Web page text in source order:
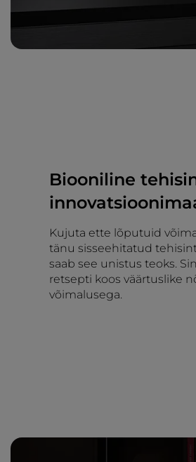
Biooniline
Kujuta ette lõputuid
tänu sisseehitatud
saab see unistus teoks.
retsepti koos väärtuslike
võimalusega.